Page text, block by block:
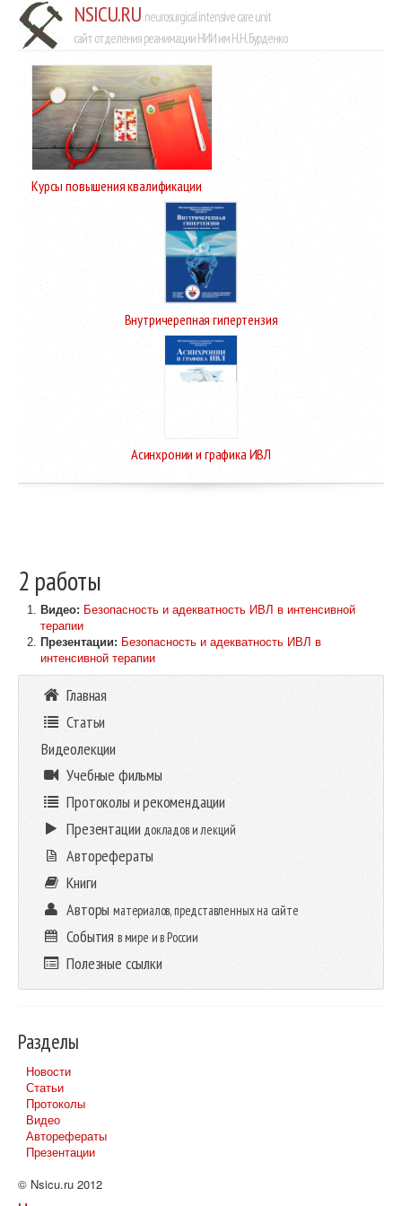
NSICU.RU neurosurgical intensive care unit
сайт отделения реанимации НИИ им Н.Н. Бурденко
Курсы повышения квалификации
Внутричерепная гипертензия
Асинхронии и графика ИВЛ
2 работы
Видео: Безопасность и адекватность ИВЛ в интенсивной
терапии
Презентации: Безопасность и адекватность ИВЛ в
интенсивной терапии
Главная
Статьи
Видеолекции
Учебные фильмы
Протоколы и рекомендации
Презентации докладов и лекций
Авторефераты
Книги
Авторыматериалов, представленных на сайте
События в мире и в России
Полезные ссылки
Разделы
Новости
Статьи
Протоколы
Видео
Авторефераты
Презентации
© Nsicu.ru 2012